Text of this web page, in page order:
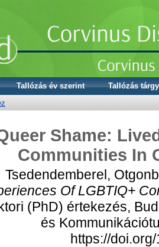
Tallózás év szerint
Tallózás
Shame:
Communities In
Tsedendemberel,
Of LGBTIQ+
(PhD) értekezés,
és
https://